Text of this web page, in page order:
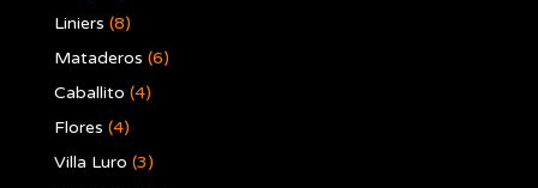
Liniers (8)
Mataderos (6)
Caballito (4)
Flores (4)
Villa Luro (3)